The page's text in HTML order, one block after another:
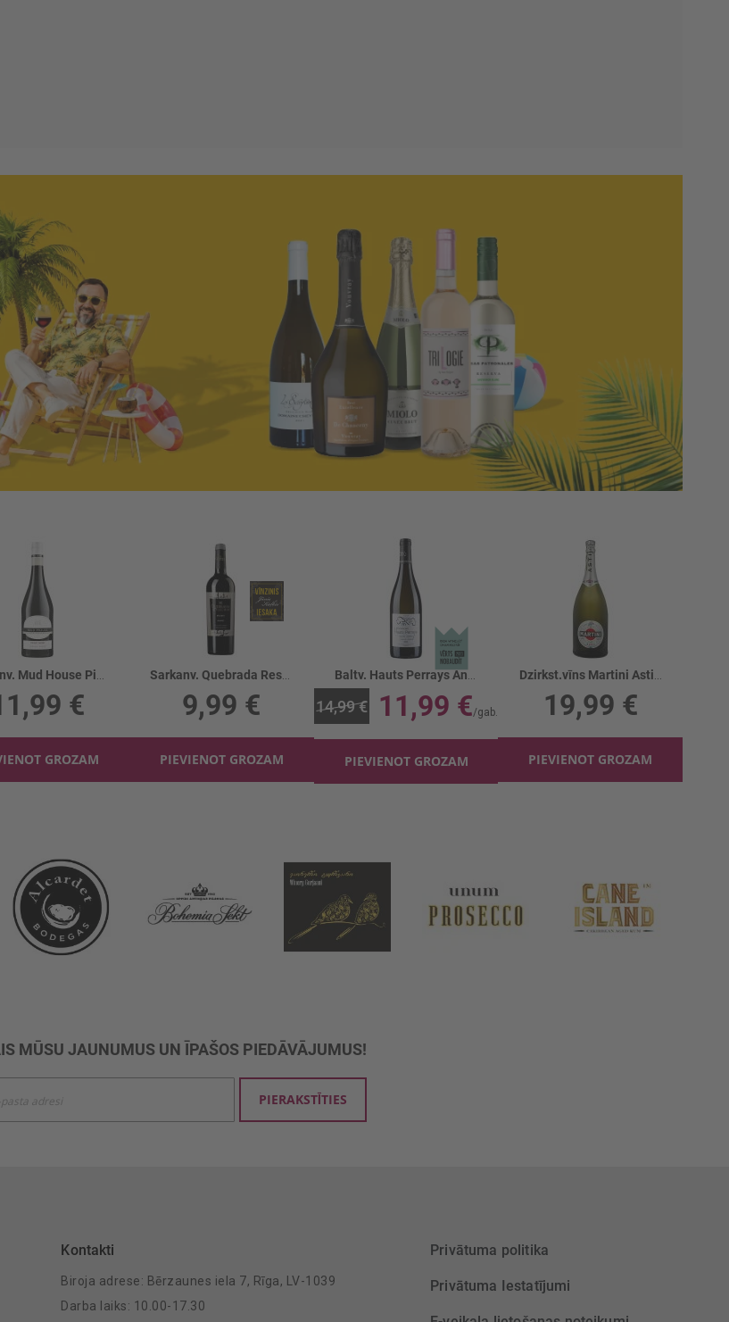
Sarkanv. Mud House Pinot Noir 13.5%
€
GROZAM
Sarkanv. Quebrada Reserva Malbec 13.6%
9,99 €
PIEVIENOT GROZAM
Baltv. Hauts Perrays Anjou Chenin 13%
14,99 € 11,99 €
PIEVIENOT GROZAM
Dzirkst.vīns Martini Asti 7.5%
19,99 €
PIEVIENOT GROZAM
MŪSU JAUNUMUS UN ĪPAŠOS PIEDĀVĀJUMUS!
PIERAKSTĪTIES
Kontakti
Biroja adrese: Bērzaunes iela 7, Rīga, LV-1039
Darba laiks: 10.00-17.30
Privātuma politika
Privātuma Iestatījumi